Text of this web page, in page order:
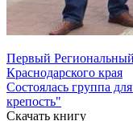
Первый Региональный
Краснодарского края
Состоялась группа
крепость"
Скачать книгу